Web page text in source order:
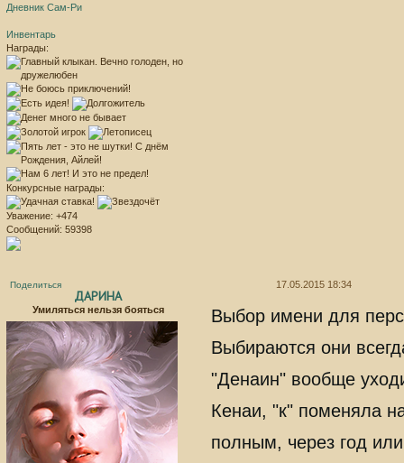
Дневник Сам-Ри
Инвентарь
Награды:
Конкурсные награды:
Уважение: +474
Сообщений: 59398
Поделиться 17.05.2015 18:34
ДАРИНА
Умиляться нельзя бояться
Выбор имени для
Выбираются они
"Денаин" вообще
Кенаи, "к" поменяла
полным, через год